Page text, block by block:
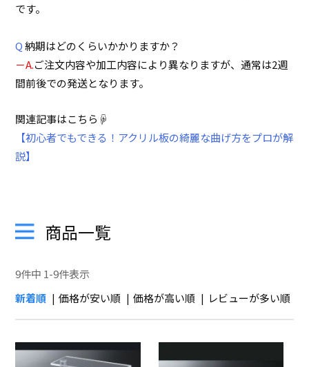
です。
Q納期はどのくらいかかりますか？
－A.ご注文内容や加工内容により異なりますが、通常は2週
間前後での発送となります。
関連記事はこちら☟
【初心者でもできる！アクリル板の綺麗な曲げ方をプロが解
説】
商品一覧
新着順 価格が安い順 価格が高い順 レビューが多い順
9件中 1-9件表示